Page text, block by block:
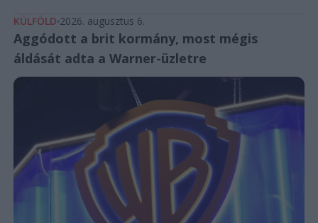
KÜLFÖLD 2026. augusztus 6.
Aggódott a brit kormány, most mégis
áldását adta a Warner-üzletre